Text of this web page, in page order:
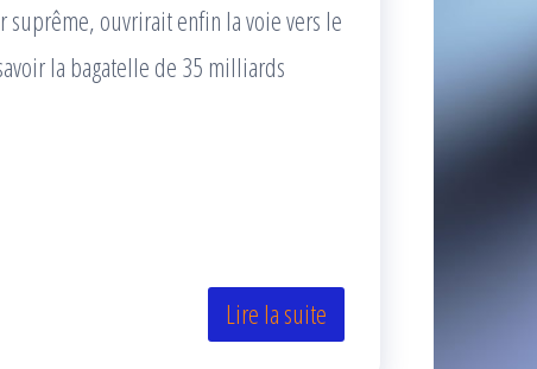
ouvrirait enfin la voie vers le
la bagatelle de 35 milliards
Lire la suite